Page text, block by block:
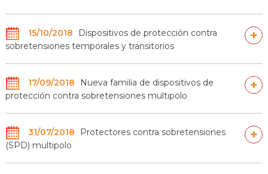
15/10/2018
Dispositivos de protección contra
sobretensiones temporales y transitorios
+
17/09/2018
Nueva familia de dispositivos de
protección contra sobretensiones multipolo
+
31/07/2018
Protectores contra sobretensiones
(SPD) multipolo
+